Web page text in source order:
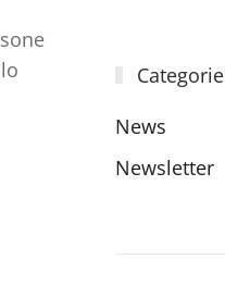
Categorie
News
Newsletter